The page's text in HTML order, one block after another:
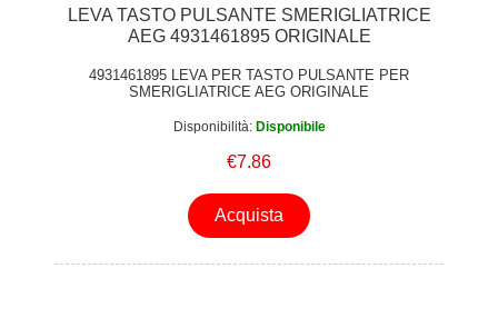
LEVA TASTO PULSANTE SMERIGLIATRICE
AEG 4931461895 ORIGINALE
4931461895 LEVA PER TASTO PULSANTE PER
SMERIGLIATRICE AEG ORIGINALE
Disponibilità: Disponibile
€7.86
Acquista